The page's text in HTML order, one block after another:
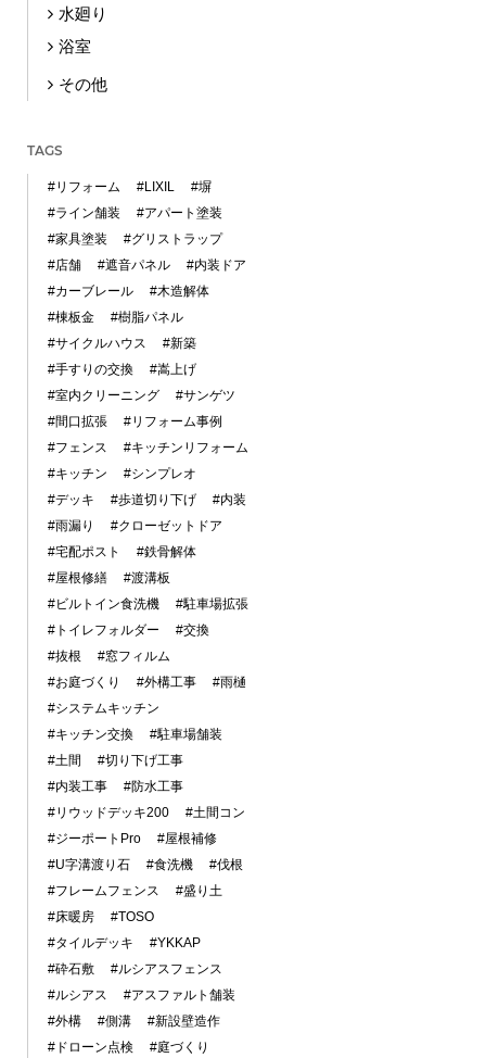
水廻り
浴室
その他
TAGS
#リフォーム #LIXIL
#塀
#ライン舗装
#アパート塗装
#家具塗装
#グリストラップ
#店舗
#遮音パネル
#内装ドア
#カーブレール
#木造解体
#棟板金
#樹脂パネル
#サイクルハウス
#新築
#手すりの交換
#嵩上げ
#室内クリーニング
#サンゲツ
#間口拡張
#リフォーム事例
#フェンス
#キッチンリフォーム
#キッチン
#シンプレオ
#デッキ
#歩道切り下げ
#内装
#雨漏り
#クローゼットドア
#宅配ポスト
#鉄骨解体
#屋根修繕
#渡溝板
#ビルトイン食洗機
#駐車場拡張
#トイレフォルダー
#交換
#抜根
#窓フィルム
#お庭づくり
#外構工事
#雨樋
#システムキッチン
#キッチン交換
#駐車場舗装
#土間
#切り下げ工事
#内装工事
#防水工事
#リウッドデッキ200
#土間コン
#ジーポートPro
#屋根補修
#U字溝渡り石
#食洗機
#伐根
#フレームフェンス
#盛り土
#床暖房
#TOSO
#タイルデッキ
#YKKAP
#砕石敷
#ルシアスフェンス
#ルシアス
#アスファルト舗装
#外構
#側溝
#新設壁造作
#ドローン点検
#庭づくり